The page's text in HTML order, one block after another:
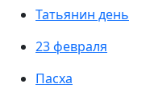
Татьянин день
23 февраля
Пасха